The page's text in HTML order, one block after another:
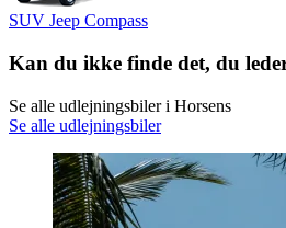
SUV Jeep Compass
Kan du ikke finde det, du
Se alle udlejningsbiler i Horsens
Se alle udlejningsbiler